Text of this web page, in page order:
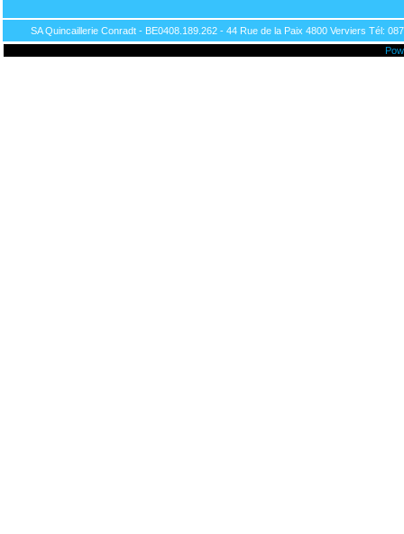
SA Quincaillerie Conradt - BE0408.189.262 - 44 Rue de la Paix 4800 Verviers Tél: